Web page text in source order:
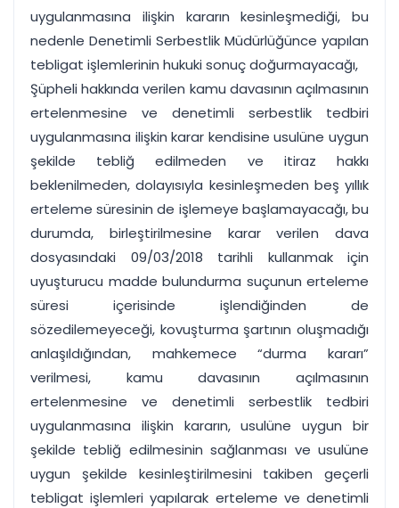
uygulanmasına ilişkin kararın kesinleşmediği, bu
nedenle Denetimli Serbestlik Müdürlüğünce yapılan
tebligat işlemlerinin hukuki sonuç doğurmayacağı,
Şüpheli hakkında verilen kamu davasının açılmasının
ertelenmesine ve denetimli serbestlik tedbiri
uygulanmasına ilişkin karar kendisine usulüne uygun
şekilde tebliğ edilmeden ve itiraz hakkı
beklenilmeden, dolayısıyla kesinleşmeden beş yıllık
erteleme süresinin de işlemeye başlamayacağı, bu
durumda, birleştirilmesine karar verilen dava
dosyasındaki 09/03/2018 tarihli kullanmak için
uyuşturucu madde bulundurma suçunun erteleme
süresi içerisinde işlendiğinden de
sözedilemeyeceği, kovuşturma şartının oluşmadığı
anlaşıldığından, mahkemece “durma kararı”
verilmesi, kamu davasının açılmasının
ertelenmesine ve denetimli serbestlik tedbiri
uygulanmasına ilişkin kararın, usulüne uygun bir
şekilde tebliğ edilmesinin sağlanması ve usulüne
uygun şekilde kesinleştirilmesini takiben geçerli
tebligat işlemleri yapılarak erteleme ve denetimli